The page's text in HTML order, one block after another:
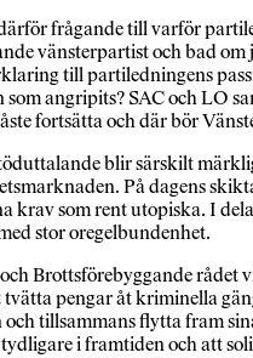
frågande till varför
vänsterpartist och bad
till partiledningens
angripits? SAC och LO
fortsätta och där bör
blir särskilt
På dagens
krav som rent utopiska. I
stor oregelbundenhet.
Brottsförebyggande
pengar åt kriminella
tillsammans flytta fram
i framtiden och att